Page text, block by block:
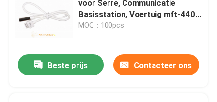
Van een flens voorzien Temperatuursensoren
Ingepaste Temperatuursensor
voor Serre, Communicatie
Basisstation, Voertuig mft-4401
Reeksen
MOQ：100pcs
Beste prijs Contacteer ons